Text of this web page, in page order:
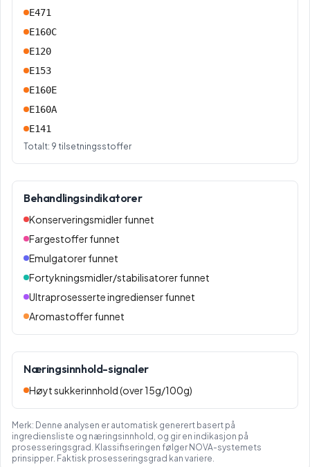
E471
E160C
E120
E153
E160E
E160A
E141
Totalt: 9 tilsetningsstoffer
Behandlingsindikatorer
Konserveringsmidler funnet
Fargestoffer funnet
Emulgatorer funnet
Fortykningsmidler/stabilisatorer funnet
Ultraprosesserte ingredienser funnet
Aromastoffer funnet
Næringsinnhold-signaler
Høyt sukkerinnhold (over 15g/100g)
Merk: Denne analysen er automatisk generert basert på
ingrediensliste og næringsinnhold, og gir en indikasjon på
prosesseringsgrad. Klassifiseringen følger NOVA-systemets
prinsipper. Faktisk prosesseringsgrad kan variere.